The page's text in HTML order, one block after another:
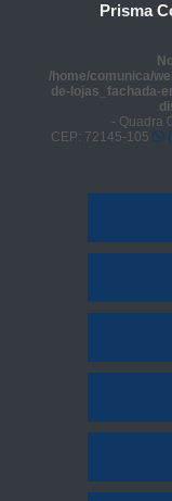
Prisma
/home/comunica/
de-lojas_fachada-
- Quadra
CEP: 72145-105